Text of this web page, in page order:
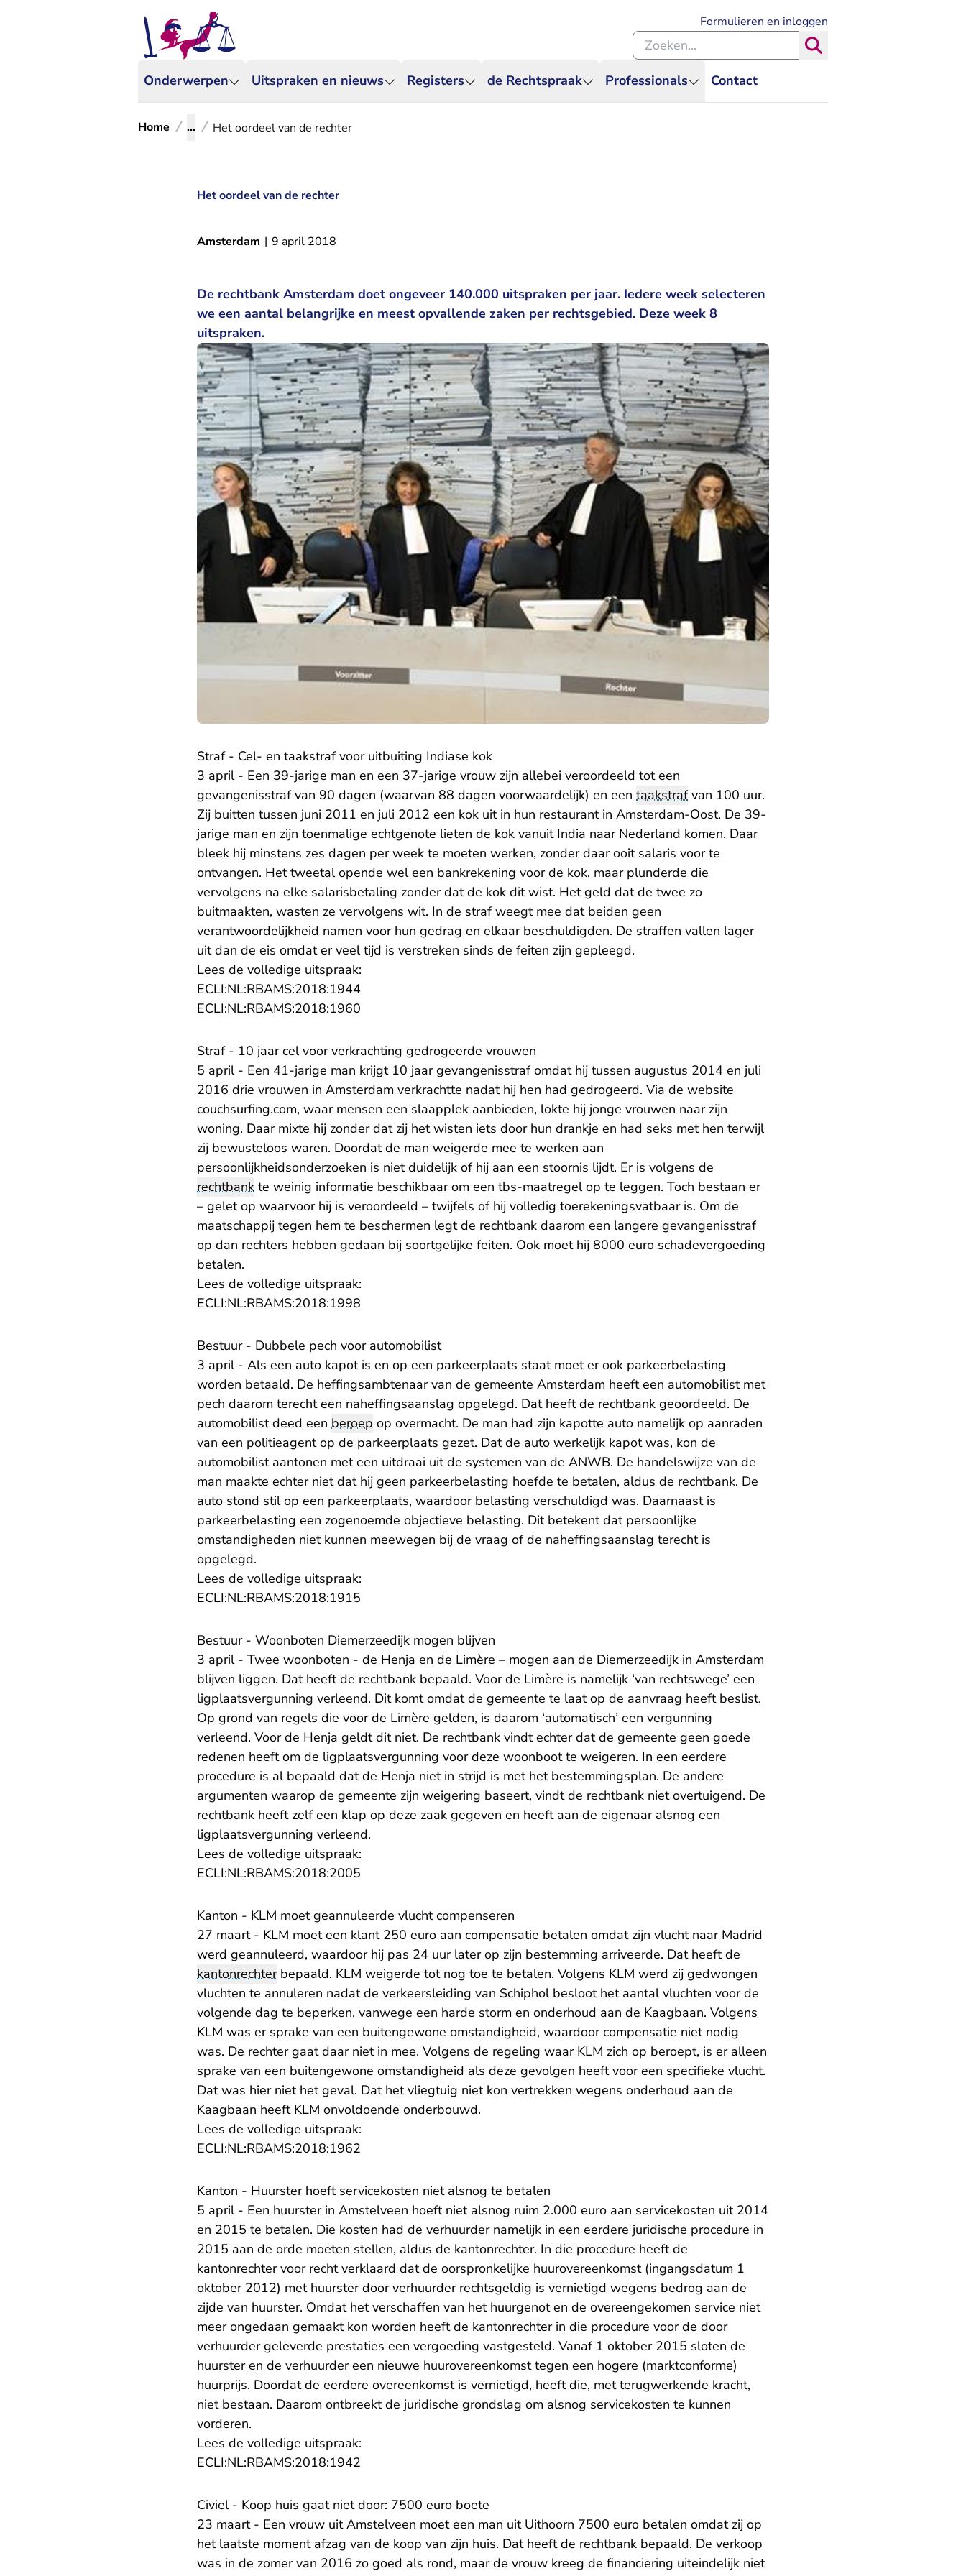
Onderwerpen Uitspraken en nieuws Registers de Rechtspraak Professionals Contact
Formulieren en inloggen
Zoeken binnen de Rechtspraak
Home ... Het oordeel van de rechter
Het oordeel van de rechter
Amsterdam | 9 april 2018
De rechtbank Amsterdam doet ongeveer 140.000 uitspraken per jaar. Iedere week selecteren
we een aantal belangrijke en meest opvallende zaken per rechtsgebied. Deze week 8
uitspraken.
Straf - Cel- en taakstraf voor uitbuiting Indiase kok
3 april - Een 39-jarige man en een 37-jarige vrouw zijn allebei veroordeeld tot een
gevangenisstraf van 90 dagen (waarvan 88 dagen voorwaardelijk) en een taakstrafvan 100 uur.
Zij buitten tussen juni 2011 en juli 2012 een kok uit in hun restaurant in Amsterdam-Oost. De 39-
jarige man en zijn toenmalige echtgenote lieten de kok vanuit India naar Nederland komen. Daar
bleek hij minstens zes dagen per week te moeten werken, zonder daar ooit salaris voor te
ontvangen. Het tweetal opende wel een bankrekening voor de kok, maar plunderde die
vervolgens na elke salarisbetaling zonder dat de kok dit wist. Het geld dat de twee zo
buitmaakten, wasten ze vervolgens wit. In de straf weegt mee dat beiden geen
verantwoordelijkheid namen voor hun gedrag en elkaar beschuldigden. De straffen vallen lager
uit dan de eis omdat er veel tijd is verstreken sinds de feiten zijn gepleegd.
Lees de volledige uitspraak:
ECLI:NL:RBAMS:2018:1944- U verlaat Rechtspraak.nl
ECLI:NL:RBAMS:2018:1960
Straf - 10 jaar cel voor verkrachting gedrogeerde vrouwen
5 april - Een 41-jarige man krijgt 10 jaar gevangenisstraf omdat hij tussen augustus 2014 en juli
2016 drie vrouwen in Amsterdam verkrachtte nadat hij hen had gedrogeerd. Via de website
couchsurfing.com, waar mensen een slaapplek aanbieden, lokte hij jonge vrouwen naar zijn
woning. Daar mixte hij zonder dat zij het wisten iets door hun drankje en had seks met hen terwijl
zij bewusteloos waren. Doordat de man weigerde mee te werken aan
persoonlijkheidsonderzoeken is niet duidelijk of hij aan een stoornis lijdt. Er is volgens de
rechtbank te weinig informatie beschikbaar om een tbs-maatregel op te leggen. Toch bestaan er
– gelet op waarvoor hij is veroordeeld – twijfels of hij volledig toerekeningsvatbaar is. Om de
maatschappij tegen hem te beschermen legt de rechtbank daarom een langere gevangenisstraf
op dan rechters hebben gedaan bij soortgelijke feiten. Ook moet hij 8000 euro schadevergoeding
betalen.
Lees de volledige uitspraak:
ECLI:NL:RBAMS:2018:1998
Bestuur - Dubbele pech voor automobilist
3 april - Als een auto kapot is en op een parkeerplaats staat moet er ook parkeerbelasting
worden betaald. De heffingsambtenaar van de gemeente Amsterdam heeft een automobilist met
pech daarom terecht een naheffingsaanslag opgelegd. Dat heeft de rechtbank geoordeeld. De
automobilist deed een beroep op overmacht. De man had zijn kapotte auto namelijk op aanraden
van een politieagent op de parkeerplaats gezet. Dat de auto werkelijk kapot was, kon de
automobilist aantonen met een uitdraai uit de systemen van de ANWB. De handelswijze van de
man maakte echter niet dat hij geen parkeerbelasting hoefde te betalen, aldus de rechtbank. De
auto stond stil op een parkeerplaats, waardoor belasting verschuldigd was. Daarnaast is
parkeerbelasting een zogenoemde objectieve belasting. Dit betekent dat persoonlijke
omstandigheden niet kunnen meewegen bij de vraag of de naheffingsaanslag terecht is
opgelegd.
Lees de volledige uitspraak:
ECLI:NL:RBAMS:2018:1915
Bestuur - Woonboten Diemerzeedijk mogen blijven
3 april - Twee woonboten - de Henja en de Limère – mogen aan de Diemerzeedijk in Amsterdam
blijven liggen. Dat heeft de rechtbank bepaald. Voor de Limère is namelijk ‘van rechtswege’ een
ligplaatsvergunning verleend. Dit komt omdat de gemeente te laat op de aanvraag heeft beslist.
Op grond van regels die voor de Limère gelden, is daarom ‘automatisch’ een vergunning
verleend. Voor de Henja geldt dit niet. De rechtbank vindt echter dat de gemeente geen goede
redenen heeft om de ligplaatsvergunning voor deze woonboot te weigeren. In een eerdere
procedure is al bepaald dat de Henja niet in strijd is met het bestemmingsplan. De andere
argumenten waarop de gemeente zijn weigering baseert, vindt de rechtbank niet overtuigend. De
rechtbank heeft zelf een klap op deze zaak gegeven en heeft aan de eigenaar alsnog een
ligplaatsvergunning verleend.
Lees de volledige uitspraak:
ECLI:NL:RBAMS:2018:2005
Kanton - KLM moet geannuleerde vlucht compenseren
27 maart - KLM moet een klant 250 euro aan compensatie betalen omdat zijn vlucht naar Madrid
werd geannuleerd, waardoor hij pas 24 uur later op zijn bestemming arriveerde. Dat heeft de
kantonrechterbepaald. KLM weigerde tot nog toe te betalen. Volgens KLM werd zij gedwongen
vluchten te annuleren nadat de verkeersleiding van Schiphol besloot het aantal vluchten voor de
volgende dag te beperken, vanwege een harde storm en onderhoud aan de Kaagbaan. Volgens
KLM was er sprake van een buitengewone omstandigheid, waardoor compensatie niet nodig
was. De rechter gaat daar niet in mee. Volgens de regeling waar KLM zich op beroept, is er alleen
sprake van een buitengewone omstandigheid als deze gevolgen heeft voor een specifieke vlucht.
Dat was hier niet het geval. Dat het vliegtuig niet kon vertrekken wegens onderhoud aan de
Kaagbaan heeft KLM onvoldoende onderbouwd.
Lees de volledige uitspraak:
ECLI:NL:RBAMS:2018:1962
Kanton - Huurster hoeft servicekosten niet alsnog te betalen
5 april - Een huurster in Amstelveen hoeft niet alsnog ruim 2.000 euro aan servicekosten uit 2014
en 2015 te betalen. Die kosten had de verhuurder namelijk in een eerdere juridische procedure in
2015 aan de orde moeten stellen, aldus de kantonrechter. In die procedure heeft de
kantonrechter voor recht verklaard dat de oorspronkelijke huurovereenkomst (ingangsdatum 1
oktober 2012) met huurster door verhuurder rechtsgeldig is vernietigd wegens bedrog aan de
zijde van huurster. Omdat het verschaffen van het huurgenot en de overeengekomen service niet
meer ongedaan gemaakt kon worden heeft de kantonrechter in die procedure voor de door
verhuurder geleverde prestaties een vergoeding vastgesteld. Vanaf 1 oktober 2015 sloten de
huurster en de verhuurder een nieuwe huurovereenkomst tegen een hogere (marktconforme)
huurprijs. Doordat de eerdere overeenkomst is vernietigd, heeft die, met terugwerkende kracht,
niet bestaan. Daarom ontbreekt de juridische grondslag om alsnog servicekosten te kunnen
vorderen.
Lees de volledige uitspraak:
ECLI:NL:RBAMS:2018:1942
Civiel - Koop huis gaat niet door: 7500 euro boete
23 maart - Een vrouw uit Amstelveen moet een man uit Uithoorn 7500 euro betalen omdat zij op
het laatste moment afzag van de koop van zijn huis. Dat heeft de rechtbank bepaald. De verkoop
was in de zomer van 2016 zo goed als rond, maar de vrouw kreeg de financiering uiteindelijk niet